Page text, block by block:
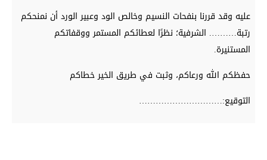
عليه وقد قررنا بنفحات النسيم وخالص الود وعبير الورد أن نمنحكم
رتبة………. الشرفية؛ نظرًا لعطائكم المستمر ووقفاتكم
المستنيرة.
حفظكم الله ورعاكم، وثبت في طريق الخير خطاكم
التوقيع:…………………………